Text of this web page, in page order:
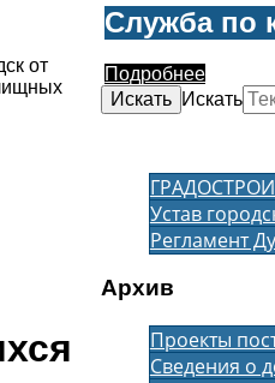
от
Служба по
Подробнее
Искать Искать
Устав
Регламент
Архив
Проекты
Сведения о